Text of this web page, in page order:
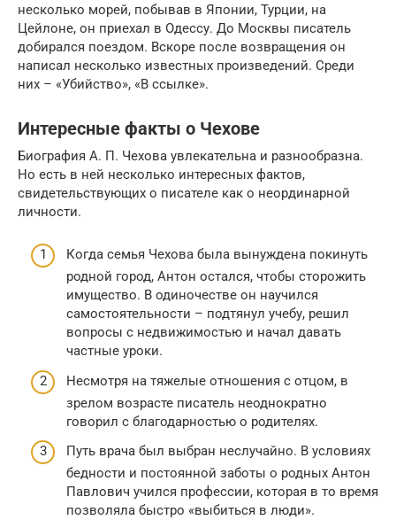
несколько морей, побывав в Японии, Турции, на
Цейлоне, он приехал в Одессу. До Москвы писатель
добирался поездом. Вскоре после возвращения он
написал несколько известных произведений. Среди
них – «Убийство», «В ссылке».
Интересные факты о Чехове
Биография А. П. Чехова увлекательна и разнообразна.
Но есть в ней несколько интересных фактов,
свидетельствующих о писателе как о неординарной
личности.
Когда семья Чехова была вынуждена покинуть
родной город, Антон остался, чтобы сторожить
имущество. В одиночестве он научился
самостоятельности – подтянул учебу, решил
вопросы с недвижимостью и начал давать
частные уроки.
Несмотря на тяжелые отношения с отцом, в
зрелом возрасте писатель неоднократно
говорил с благодарностью о родителях.
Путь врача был выбран неслучайно. В условиях
бедности и постоянной заботы о родных Антон
Павлович учился профессии, которая в то время
позволяла быстро «выбиться в люди».